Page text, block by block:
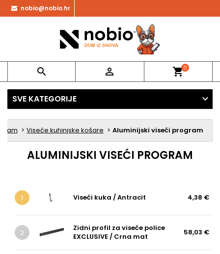
nobio@nobio.hr
  shopping_cart0
SVE KATEGORIJE
Viseće kuhinjske košare Aluminijski viseći program
ALUMINIJSKI VISEĆI PROGRAM
1 Viseći kuka / Antracit 4,38 €
2
Zidni profil za viseće police
EXCLUSIVE / Crna mat
58,03 €